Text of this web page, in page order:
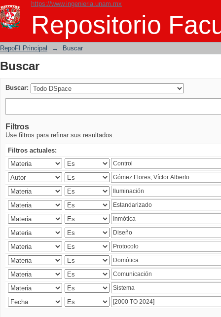
https://www.ingenieria.unam.mx
Repositorio
Buscar
RepoFI Principal → Buscar
Buscar
Buscar:
Filtros
Use filtros para refinar sus resultados.
Filtros actuales: